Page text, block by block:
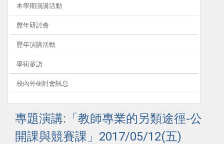
本學期演講活動
歷年研討會
歷年演講活動
學術參訪
校內外研討會訊息
專題演講:「教師專業的另類途徑-公
開課與競賽課」2017/05/12(五)